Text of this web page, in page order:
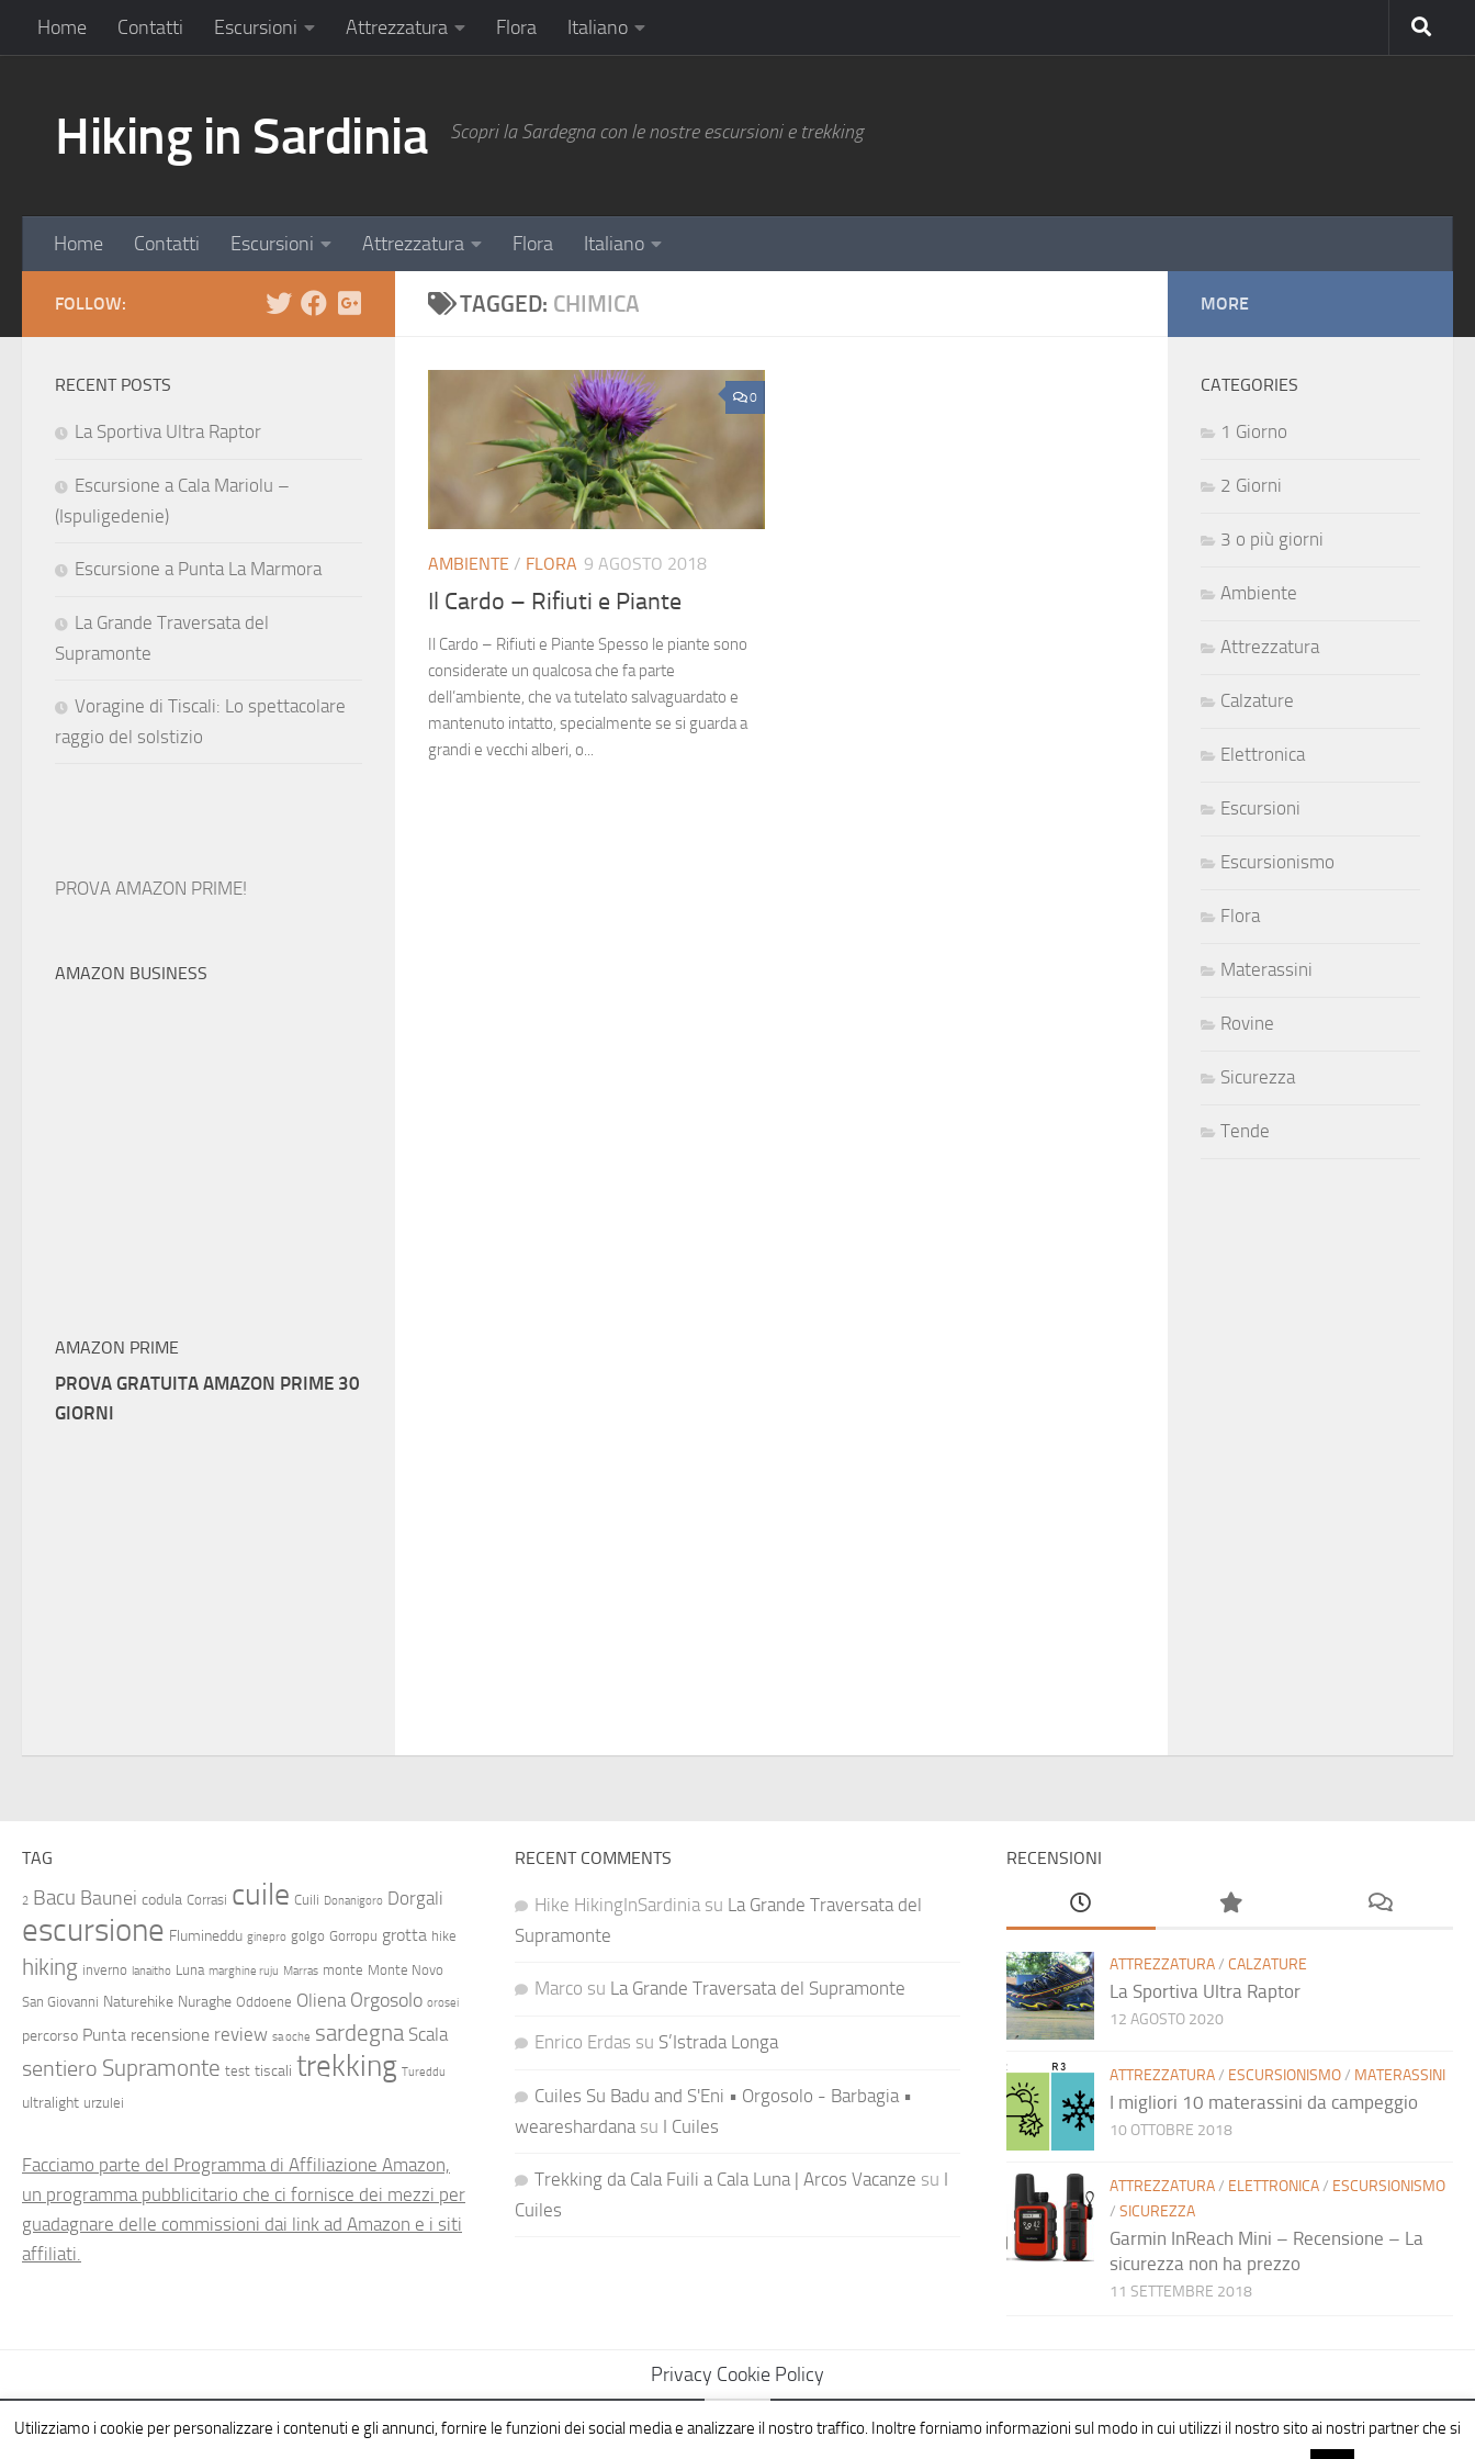
Home Contatti Escursioni Attrezzatura Flora Italiano
Hiking in Sardinia Scopri la Sardegna con le nostre escursioni e trekking
Home Contatti Escursioni Attrezzatura Flora Italiano
TAGGED: CHIMICA
0
AMBIENTE / FLORA 9 AGOSTO 2018
Il Cardo – Rifiuti e Piante
Il Cardo – Rifiuti e Piante Spesso le piante sono
considerate un qualcosa che fa parte
dell’ambiente, che va tutelato salvaguardato e
mantenuto intatto, specialmente se si guarda a
grandi e vecchi alberi, o...
FOLLOW:
RECENT POSTS
La Sportiva Ultra Raptor
Escursione a Cala Mariolu –
(Ispuligedenie)
Escursione a Punta La Marmora
La Grande Traversata del
Supramonte
Voragine di Tiscali: Lo spettacolare
raggio del solstizio
PROVA AMAZON PRIME!
AMAZON BUSINESS
AMAZON PRIME
PROVA GRATUITA AMAZON PRIME 30
GIORNI
MORE
CATEGORIES
1 Giorno
2 Giorni
3 o più giorni
Ambiente
Attrezzatura
Calzature
Elettronica
Escursioni
Escursionismo
Flora
Materassini
Rovine
Sicurezza
Tende
TAG
2 Bacu Baunei codula Corrasi cuile Cuili Donanigoro Dorgali
escursione Flumineddu ginepro golgo Gorropu grotta hike
hiking inverno lanaitho Luna marghine ruju Marras monte Monte Novo
San Giovanni Naturehike Nuraghe Oddoene Oliena Orgosolo orosei
percorso Punta recensione review sa oche sardegna Scala
sentiero Supramonte test tiscali trekking Tureddu
ultralight urzulei
Facciamo parte del Programma di Affiliazione Amazon,
un programma pubblicitario che ci fornisce dei mezzi per
guadagnare delle commissioni dai link ad Amazon e i siti
affiliati.
RECENT COMMENTS
Hike HikingInSardiniasu La Grande Traversata del
Supramonte
Marco su La Grande Traversata del Supramonte
Enrico Erdas su S’Istrada Longa
Cuiles Su Badu and S'Eni • Orgosolo - Barbagia •
weareshardanasu I Cuiles
Trekking da Cala Fuili a Cala Luna | Arcos Vacanze su I
Cuiles
RECENSIONI
ATTREZZATURA/CALZATURE
La Sportiva Ultra Raptor
12 AGOSTO 2020
ATTREZZATURA/ ESCURSIONISMO/ MATERASSINI
I migliori 10 materassini da campeggio
10 OTTOBRE 2018
ATTREZZATURA/ ELETTRONICA/ ESCURSIONISMO
/SICUREZZA
Garmin InReach Mini – Recensione – La
sicurezza non ha prezzo
11 SETTEMBRE 2018
Privacy Cookie Policy
Utilizziamo i cookie per personalizzare i contenuti e gli annunci, fornire le funzioni dei social media e analizzare il nostro traffico. Inoltre forniamo informazioni sul modo in cui utilizzi il nostro sito ai nostri partner che si